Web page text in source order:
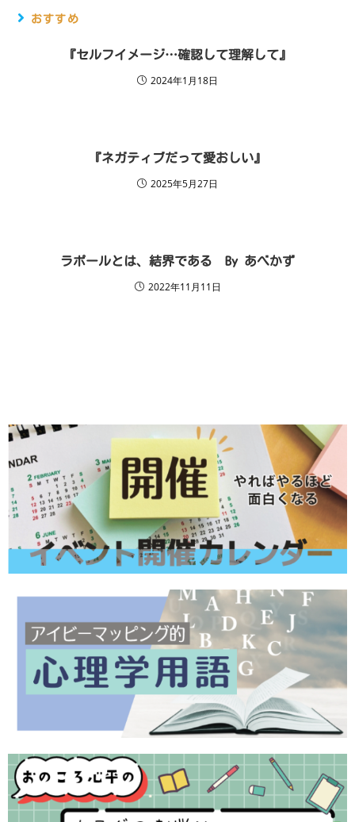
おすすめ
『セルフイメージ…確認して理解して』
2024年1月18日
『ネガティブだって愛おしい』
2025年5月27日
ラポールとは、結界である By あべかず
2022年11月11日